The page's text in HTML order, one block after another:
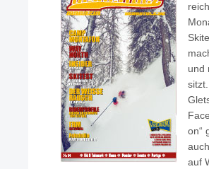
und
on“
auf